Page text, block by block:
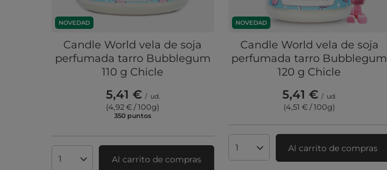
NOVEDAD
Candle World vela de soja
perfumada tarro Bubblegum
110 g Chicle
5,41 € / ud.
(4,92 € / 100g)
350puntospuntos
Cantidad de productosAl carrito de compras
NOVEDAD
Candle World vela de soja
perfumada tarro Bubblegum
120 g Chicle
5,41 € / ud.
(4,51 € / 100g)
Cantidad de productosAl carrito de compras